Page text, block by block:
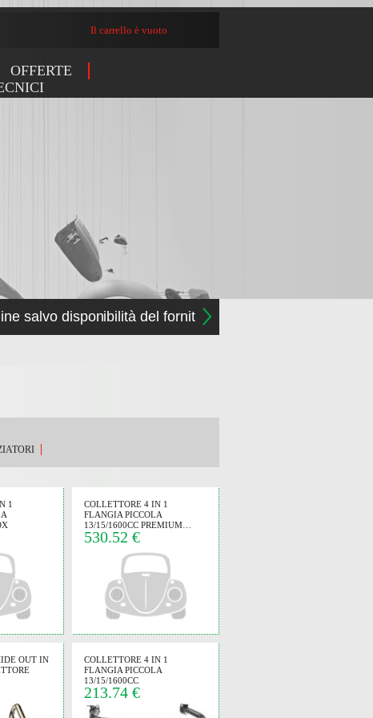
Il carrello è vuoto
OFFERTE
salvo disponibilità del fornitore
1
COLLETTORE 4 IN 1
FLANGIA PICCOLA
13/15/1600CC PREMIUM…
530.52 €
OUT IN
COLLETTORE 4 IN 1
FLANGIA PICCOLA
13/15/1600CC
213.74 €